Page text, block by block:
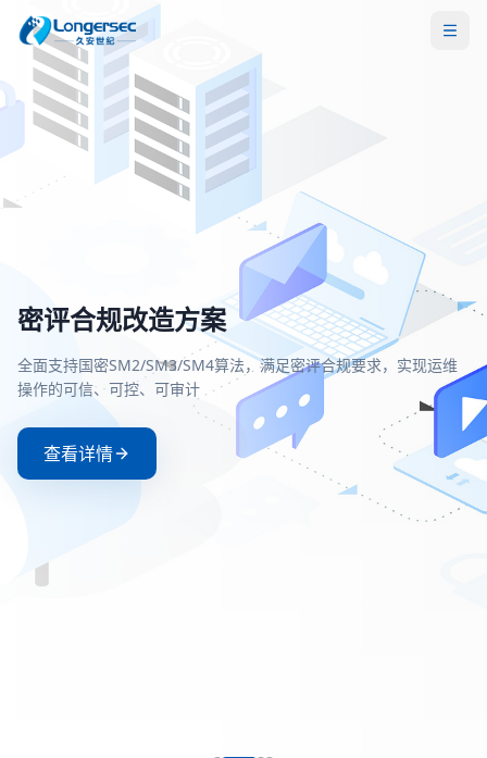
一站式等保安全解决方案
覆盖定级、备案、整改、测评全流程，助力企业快速、低成本通
等级保护测评，满足等保2.0合规要求
查看详情
密评合规改造方案
全面支持国密SM2/SM3/SM4算法，满足密评合规要求，实现运维
操作的可信、可控、可审计
查看详情
两高一弱安全解决方案
聚焦高危漏洞、高危端口和弱口令治理，构建主动防御与持续监
的安全防护体系
查看详情
零信任安全接入解决方案
基于零信任架构实现身份验证与动态授权，确保每一次访问都经
严格验证和持续评估
查看详情